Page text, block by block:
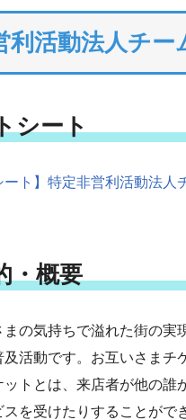
利活動法人チー
シート
ート】特定非営利活動法
・概要
の気持ちで溢れた街の実
活動です。お互いさまチ
ットとは、来店者が他の誰
スを受けたりすることがで